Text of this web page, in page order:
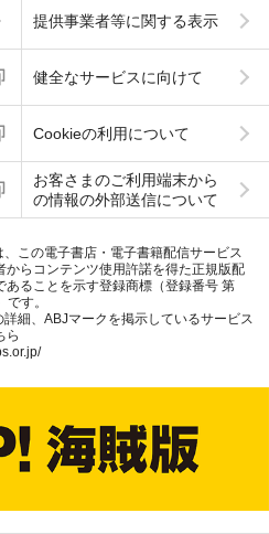
提供事業者等に関する表示
健全なサービスに向けて
Cookieの利用について
お客さまのご利用端末から
の情報の外部送信について
、この電子書店・電子書籍配信サービス
からコンテンツ使用許諾を得た正規版配
あることを示す登録商標（登録番号 第
す。
詳細、ABJマークを掲示しているサービス
ら